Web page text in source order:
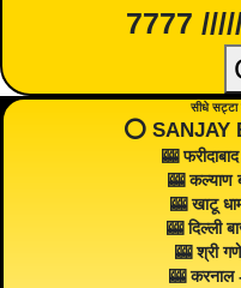
7777
सीधे सट्टा
⭕️ SANJAY
🎰
🎰 कल्याण
🎰 खाटू
🎰 दिल्ली
🎰 श्री
🎰